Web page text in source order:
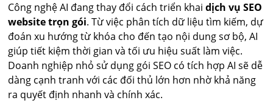
Công nghệ AI đang thay đổi cách triển khaidịch vụ SEO
website trọn gói. Từ việc phân tích dữ liệu tìm kiếm, dự
đoán xu hướng từ khóa cho đến tạo nội dung sơ bộ, AI
giúp tiết kiệm thời gian và tối ưu hiệu suất làm việc.
Doanh nghiệp nhỏ sử dụng gói SEO có tích hợp AI sẽ dễ
dàng cạnh tranh với các đối thủ lớn hơn nhờ khả năng
ra quyết định nhanh và chính xác.